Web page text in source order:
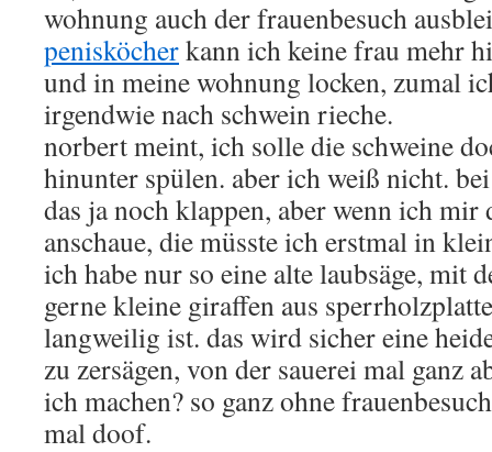
wohnung auch der frauenbesuch
penisköcherkann ich keine frau mehr
und in meine wohnung locken, zumal
irgendwie nach schwein rieche.
norbert meint, ich solle die schweine
hinunter spülen. aber ich weiß nicht.
das ja noch klappen, aber wenn ich mir
anschaue, die müsste ich erstmal in
ich habe nur so eine alte laubsäge, mit
gerne kleine giraffen aus
langweilig ist. das wird sicher eine
zu zersägen, von der sauerei mal ganz
ich machen? so ganz ohne
mal doof.